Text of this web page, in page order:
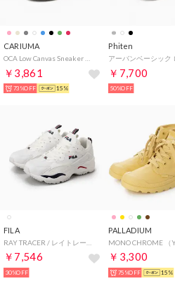
CARIUMA
OCA Low Canvas Sneaker （Off-White）
￥3,861
73%OFF 15%
Phiten
￥7,700
50%OFF
FILA
￥7,546
30%OFF
PALLADIUM
￥3,300
75%OFF 15%